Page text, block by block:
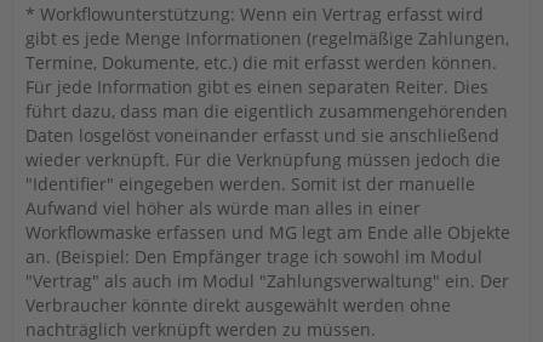
* Workflowunterstützung: Wenn ein Vertrag erfasst wird
gibt es jede Menge Informationen (regelmäßige Zahlungen,
Termine, Dokumente, etc.) die mit erfasst werden können.
Für jede Information gibt es einen separaten Reiter. Dies
führt dazu, dass man die eigentlich zusammengehörenden
Daten losgelöst voneinander erfasst und sie anschließend
wieder verknüpft. Für die Verknüpfung müssen jedoch die
"Identifier" eingegeben werden. Somit ist der manuelle
Aufwand viel höher als würde man alles in einer
Workflowmaske erfassen und MG legt am Ende alle Objekte
an. (Beispiel: Den Empfänger trage ich sowohl im Modul
"Vertrag" als auch im Modul "Zahlungsverwaltung" ein. Der
Verbraucher könnte direkt ausgewählt werden ohne
nachträglich verknüpft werden zu müssen.